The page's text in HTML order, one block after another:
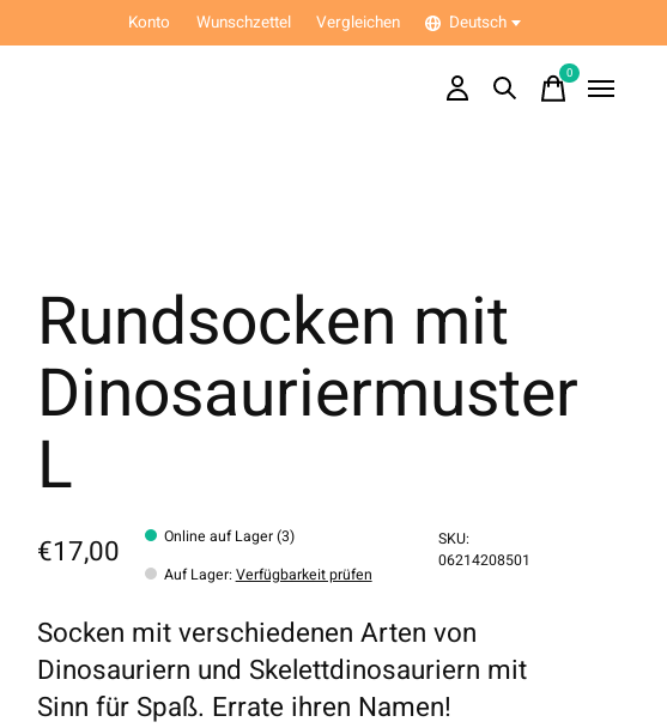
Konto Wunschzettel Vergleichen Deutsch
0items
Rundsocken mit
Dinosauriermuster
L
€17,00
Online auf Lager (3)
Auf Lager: Verfügbarkeit prüfen
SKU:
06214208501
Socken mit verschiedenen Arten von
Dinosauriern und Skelettdinosauriern mit
Sinn für Spaß. Errate ihren Namen!